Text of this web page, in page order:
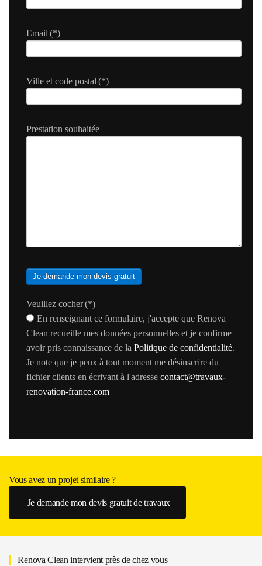
Email (*)
Ville et code postal (*)
Prestation souhaitée
Je demande mon devis gratuit
Veuillez cocher(*)
En renseignant ce formulaire, j'accepte que Renova
Clean recueille mes données personnelles et je confirme
avoir pris connaissance de la Politique de confidentialité.
Je note que je peux à tout moment me désinscrire du
fichier clients en écrivant à l'adresse contact@travaux-
renovation-france.com
Vous avez un projet similaire ?
Je demande mon devis gratuit de travaux
Renova Clean intervient près de chez vous